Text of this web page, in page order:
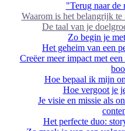
"Terug naar de
Waarom is het belangrijk
De taal van je
Zo begin je
Het geheim van een
Creëer meer impact met
Hoe bepaal ik mijn
Hoe vergoot je
Je visie en missie als
Het perfecte duo: